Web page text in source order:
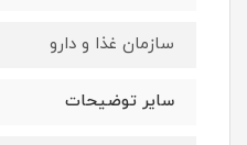
سازمان غذا و دارو
سایر توضیحات